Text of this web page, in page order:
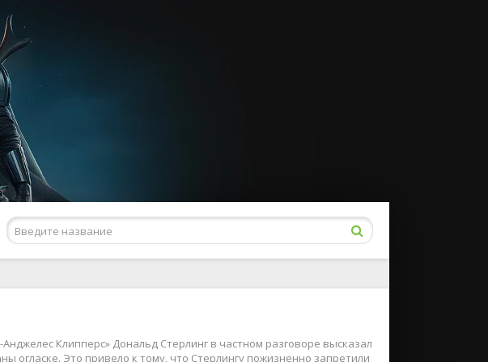
Великобритания
Клипперс» Дональд Стерлинг в частном разговоре высказал
огласке. Это привело к тому, что Стерлингу пожизненно запретили